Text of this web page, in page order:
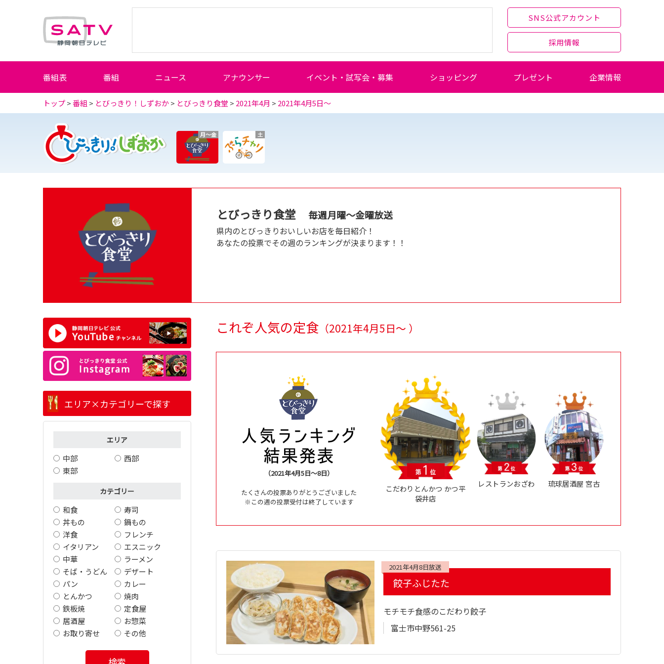
SNS公式アカウント
採用情報
番組表 番組 ニュース アナウンサー イベント・試写会・募集 ショッピング プレゼント 企業情報
トップ>番組 > とびっきり！しずおか> とびっきり食堂 > 2021年4月 > 2021年4月5日～
月～金 土
とびっきり食堂 毎週月曜～金曜放送
県内のとびっきりおいしいお店を毎日紹介！
あなたの投票でその週のランキングが決まります！！
これぞ人気の定食 （2021年4月5日～ ）
（2021年4月5日～8日）
たくさんの投票ありがとうございました
※この週の投票受付は終了しています
こだわりとんかつ かつ平
袋井店
レストランおざわ 琉球居酒屋 宮古
2021年4月8日放送
餃子ふじたた
モチモチ食感のこだわり餃子
富士市中野561-25
エリア×カテゴリーで探す
エリア
中部
西部
東部
カテゴリー
和食
寿司
丼もの
鍋もの
洋食
フレンチ
イタリアン
エスニック
中華
ラーメン
そば・うどん
デザート
パン
カレー
とんかつ
焼肉
鉄板焼
定食屋
居酒屋
お惣菜
お取り寄せ
その他